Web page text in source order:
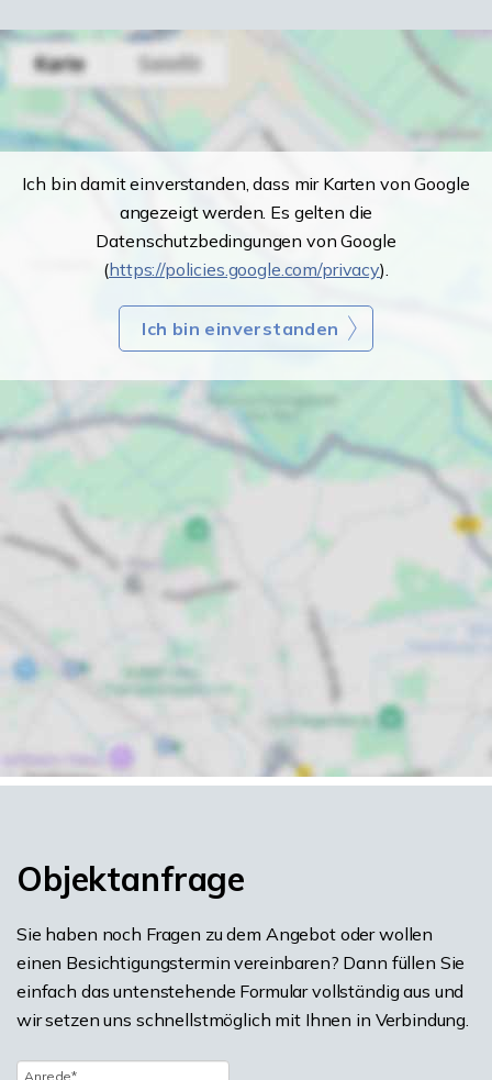
Ich bin damit einverstanden, dass mir Karten von Google
angezeigt werden. Es gelten die
Datenschutzbedingungen von Google
(https://policies.google.com/privacy).
Ich bin einverstanden
Objektanfrage
Sie haben noch Fragen zu dem Angebot oder wollen
einen Besichtigungstermin vereinbaren? Dann füllen Sie
einfach das untenstehende Formular vollständig aus und
wir setzen uns schnellstmöglich mit Ihnen in Verbindung.